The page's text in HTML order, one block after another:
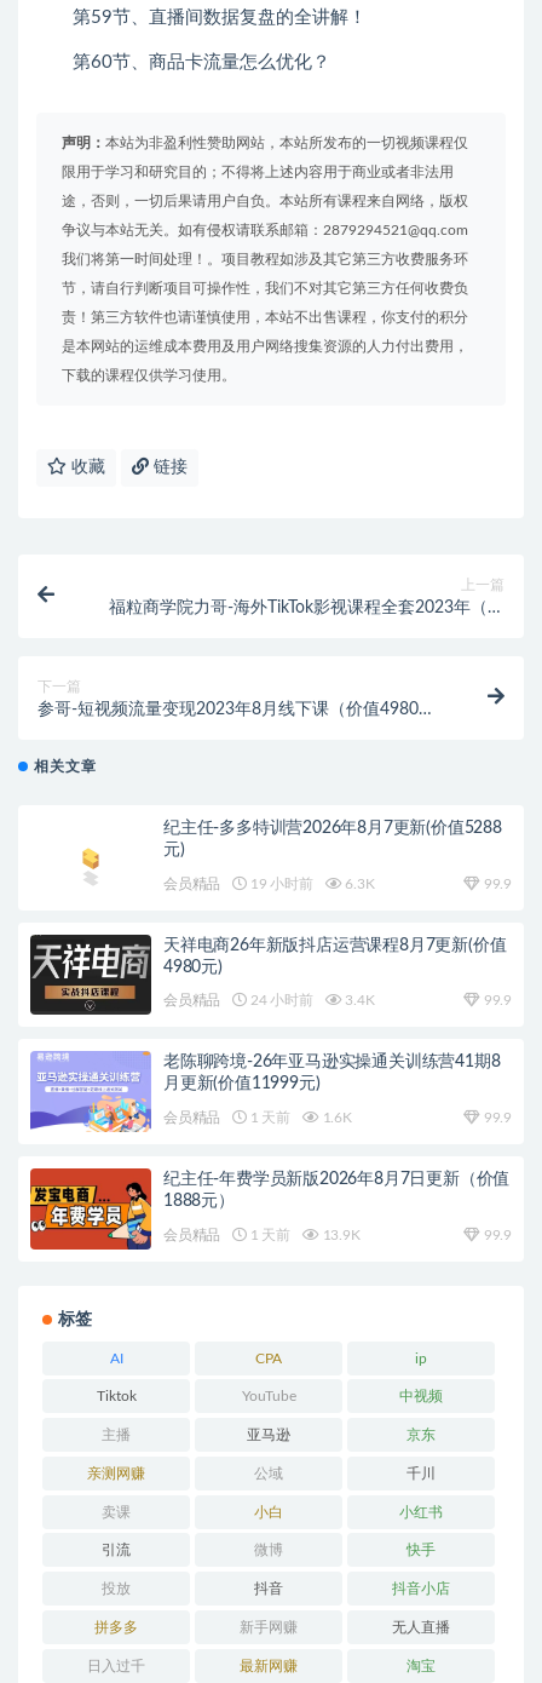
第59节、直播间数据复盘的全讲解！
第60节、商品卡流量怎么优化？
声明： 本站为非盈利性赞助网站，本站所发布的一切视频课程仅
限用于学习和研究目的；不得将上述内容用于商业或者非法用
途，否则，一切后果请用户自负。本站所有课程来自网络，版权
争议与本站无关。如有侵权请联系邮箱：2879294521@qq.com
我们将第一时间处理！。项目教程如涉及其它第三方收费服务环
节，请自行判断项目可操作性，我们不对其它第三方任何收费负
责！第三方软件也请谨慎使用，本站不出售课程，你支付的积分
是本网站的运维成本费用及用户网络搜集资源的人力付出费用，
下载的课程仅供学习使用。
收藏 链接
上一篇
福粒商学院力哥-海外TikTok影视课程全套2023年（价
下一篇
参哥-短视频流量变现2023年8月线下课（价值4980
相关文章
纪主任-多多特训营2026年8月7更新(价值5288
元)
会员精品 19 小时前 6.3K 99.9
天祥电商26年新版抖店运营课程8月7更新(价值
4980元)
会员精品 24 小时前 3.4K 99.9
老陈聊跨境-26年亚马逊实操通关训练营41期8
月更新(价值11999元)
会员精品 1 天前 1.6K 99.9
纪主任-年费学员新版2026年8月7日更新（价值
1888元）
会员精品 1 天前 13.9K 99.9
标签
AI CPA ip
Tiktok YouTube 中视频
主播 亚马逊 京东
亲测网赚 公域 千川
卖课 小白 小红书
引流 微博 快手
投放 抖音 抖音小店
拼多多 新手网赚 无人直播
日入过千 最新网赚 淘宝